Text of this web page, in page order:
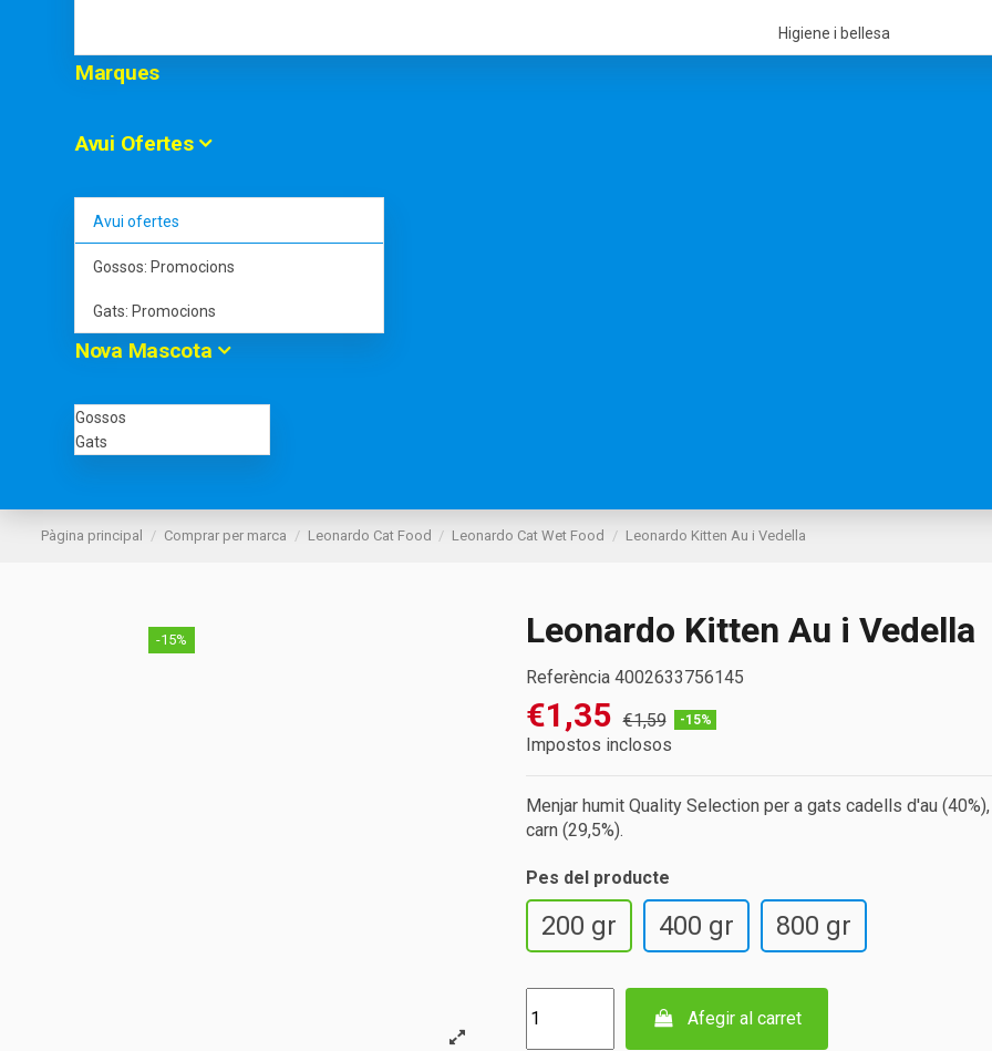
Higiene i bellesa
Marques
Avui Ofertes
Avui ofertes
Gossos: Promocions
Gats: Promocions
Nova Mascota
Gossos
Gats
Pàgina principal Comprar per marca Leonardo Cat Food Leonardo Cat Wet Food Leonardo Kitten Au i Vedella
-15% Leonardo Kitten Au i Vedella
Referència 4002633756145
€1,35 €1,59 -15%
Impostos inclosos
Menjar humit Quality Selection per a gats cadells d'au
carn (29,5%).
Pes del producte
200 gr 400 gr 800 gr
Afegir al carret